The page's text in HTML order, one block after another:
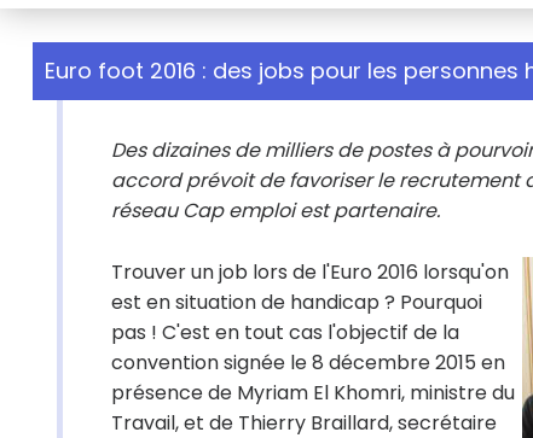
Euro foot 2016 : des jobs pour les personnes
Des dizaines de milliers de postes à
accord prévoit de favoriser le recrutement
réseau Cap emploi est partenaire.
Trouver un job lors de l'Euro 2016 lorsqu'on
est en situation de handicap ? Pourquoi
pas ! C'est en tout cas l'objectif de la
convention signée le 8 décembre 2015 en
présence de Myriam El Khomri, ministre du
Travail, et de Thierry Braillard, secrétaire